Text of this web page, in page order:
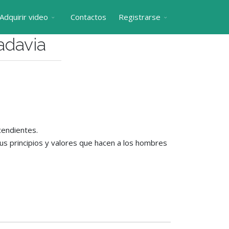
Adquirir video Contactos Registrarse
principios y valores que hacen a los hombres